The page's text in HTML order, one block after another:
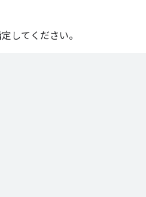
してください。